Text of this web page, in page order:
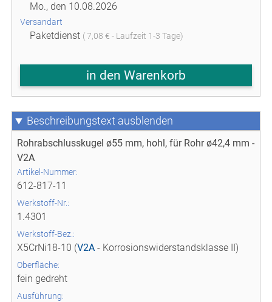
Mo., den 10.08.2026
Versandart
Paketdienst ( 7,08 € - Laufzeit 1-3 Tage)
in den Warenkorb
Beschreibungstext
Rohrabschlusskugel ø55 mm, hohl, für Rohr ø42,4 mm -
V2A
Artikel-Nummer:
612-817-11
Werkstoff-Nr.:
1.4301
Werkstoff-Bez.:
X5CrNi18-10 (V2A - Korrosionswiderstandsklasse II)
Oberfläche:
fein gedreht
Ausführung: